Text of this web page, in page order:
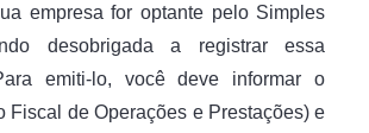
empresa for optante pelo Simples
desobrigada a registrar essa
emiti-lo, você deve informar o
Fiscal de Operações e Prestações) e